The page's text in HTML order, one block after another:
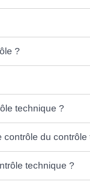
?
technique ?
contrôle du contrôle
technique ?